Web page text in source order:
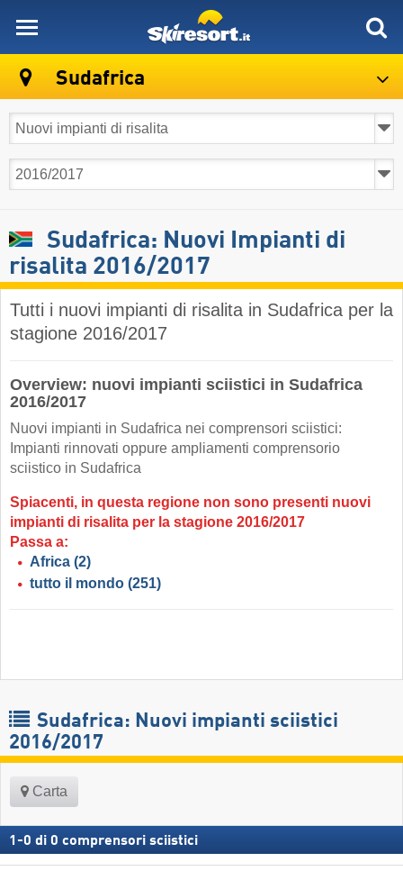
Sudafrica
Sudafrica: Nuovi Impianti di
risalita 2016/2017
Tutti i nuovi impianti di risalita in Sudafrica per la
stagione 2016/2017
Overview: nuovi impianti sciistici in Sudafrica
2016/2017
Nuovi impianti in Sudafrica nei comprensori sciistici:
Impianti rinnovati oppure ampliamenti comprensorio
sciistico in Sudafrica
Spiacenti, in questa regione non sono presenti nuovi
impianti di risalita per la stagione 2016/2017
Passa a:
Africa (2)
tutto il mondo (251)
Sudafrica: Nuovi impianti sciistici
2016/2017
Carta
1 -0 di 0 comprensori sciistici